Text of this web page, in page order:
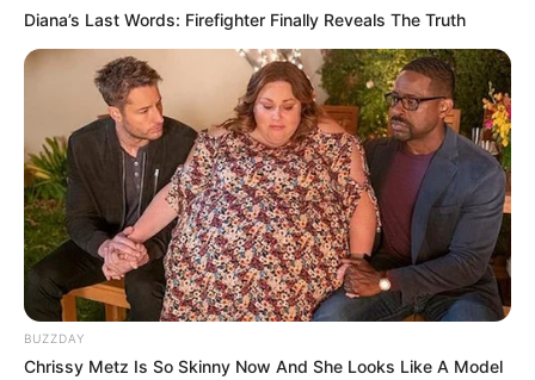
Diana’s Last Words: Firefighter Finally Reveals The Truth
BUZZDAY
Chrissy Metz Is So Skinny Now And She Looks Like A Model